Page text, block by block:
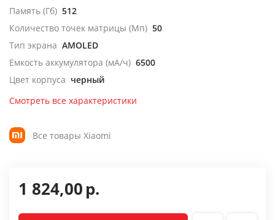
Память (Гб) 512
Количество точек матрицы (Мп) 50
Тип экрана AMOLED
Емкость аккумулятора (мА/ч) 6500
Цвет корпуса черный
Смотреть все характеристики
Все товары Xiaomi
1 824,00р.